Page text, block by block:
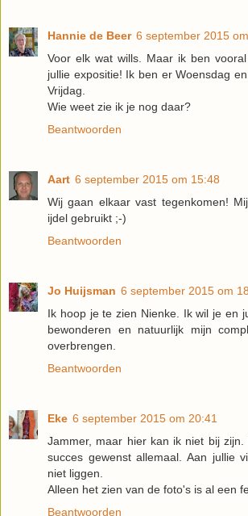
Hannie de Beer 6 september 2015
Voor elk wat wills. Maar ik ben
jullie expositie! Ik ben er Woensdag
Vrijdag.
Wie weet zie ik je nog daar?
Beantwoorden
Aart 6 september 2015 om 15:48
Wij gaan elkaar vast tegenkomen!
ijdel gebruikt ;-)
Beantwoorden
Jo Huijsman 6 september 2015 om
Ik hoop je te zien Nienke. Ik wil je en
bewonderen en natuurlijk mijn
overbrengen.
Beantwoorden
Eke 6 september 2015 om 20:41
Jammer, maar hier kan ik niet bij zijn.
succes gewenst allemaal. Aan jullie
niet liggen.
Alleen het zien van de foto's is al een
Beantwoorden